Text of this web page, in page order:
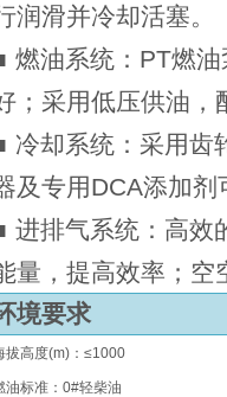
润滑并冷却活塞。
燃油系统：PT燃油
；采用低压供油
冷却系统：采用齿
及专用DCA添加
进排气系统：高效
量，提高效率；空
境要求
拔高度(m) ：≤1000
油标准：0#轻柴油